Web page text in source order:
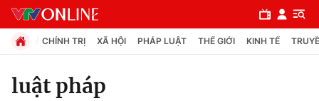
CHÍNH TRỊ XÃ HỘI PHÁP LUẬT THẾ GIỚI KINH TẾ
luật pháp